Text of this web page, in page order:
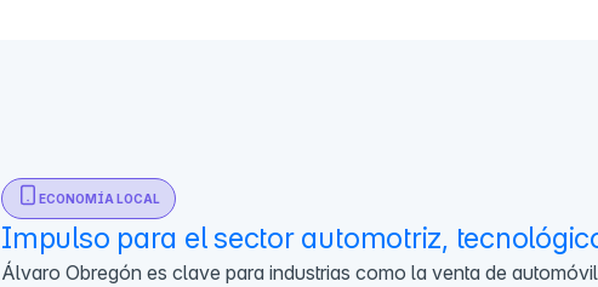
ECONOMÍA LOCAL
Impulso para el sector automotriz,
Álvaro Obregón es clave para industrias como la venta de